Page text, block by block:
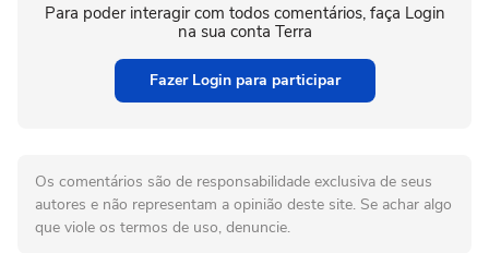
Para poder interagir com todos comentários, faça Login
na sua conta Terra
Fazer Login para participar
Os comentários são de responsabilidade exclusiva de seus
autores e não representam a opinião deste site. Se achar algo
que viole os termos de uso, denuncie.